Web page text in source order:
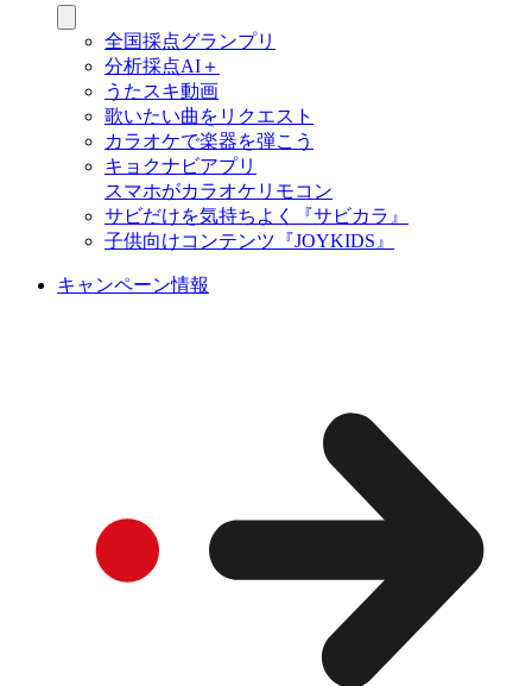
全国採点グランプリ
分析採点AI＋
うたスキ動画
歌いたい曲をリクエスト
カラオケで楽器を弾こう
キョクナビアプリ
スマホがカラオケリモコン
サビだけを気持ちよく『サビカラ』
子供向けコンテンツ『JOYKIDS』
キャンペーン情報